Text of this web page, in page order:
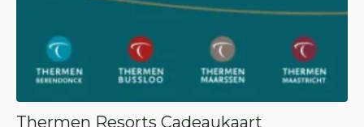
Thermen Resorts Cadeaukaart